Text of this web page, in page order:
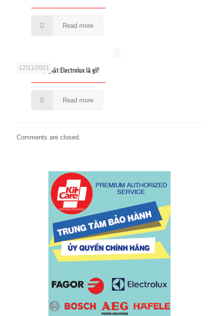
Read more
12/11/2021
Lỗi E10 máy giặt Electrolux là gì?
Read more
Comments are closed.